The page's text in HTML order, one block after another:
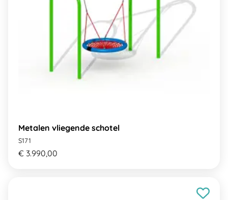
Metalen vliegende schotel
S171
€ 3.990,00